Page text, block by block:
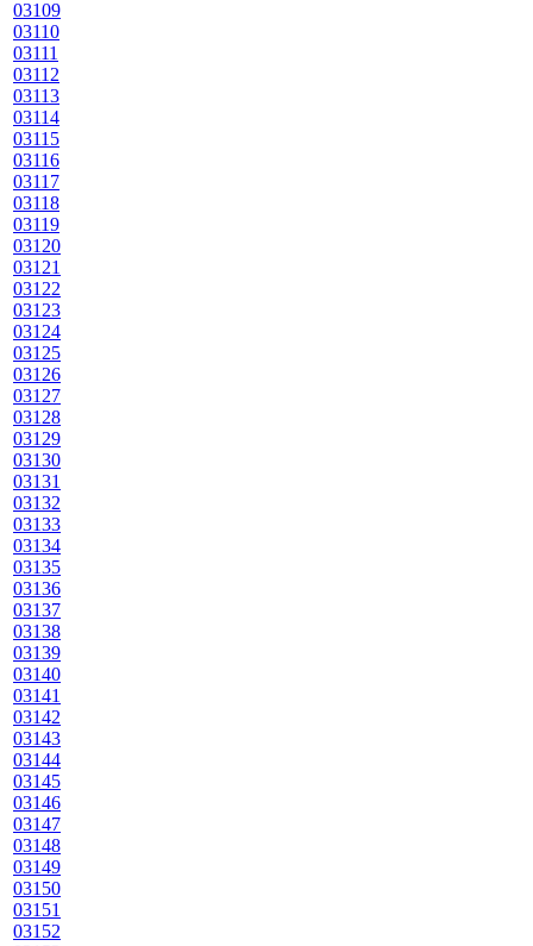
03109
03110
03111
03112
03113
03114
03115
03116
03117
03118
03119
03120
03121
03122
03123
03124
03125
03126
03127
03128
03129
03130
03131
03132
03133
03134
03135
03136
03137
03138
03139
03140
03141
03142
03143
03144
03145
03146
03147
03148
03149
03150
03151
03152